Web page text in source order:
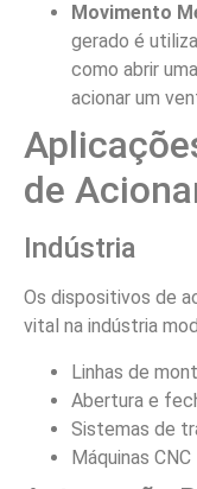
Movimento
gerado é
como abrir
acionar um
de
Indústria
Os dispositivos de
vital na indústria
Linhas de
Abertura e
Sistemas de
Máquinas CNC